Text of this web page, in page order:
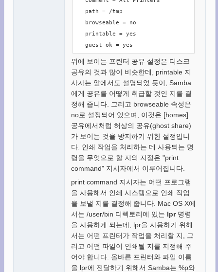
   guest ok = yes
위에 보이는 프린터 공유 설정은 디스크
공유의 것과 많이 비슷한데, printable 지
사자는 앞에서도 설명되었 듯이, Samba
에게 공유를 어떻게 취급할 것인 지를 결
정해 줍니다. 그리고 browseable 속성은
no로 설정되어 있으며, 이것은 [homes]
공유에서처럼 허상의 공유(ghost share)
가 보이는 것을 방지하기 위한 설정입니
다. 인쇄 작업을 처리하는 데 사용되는 명
령을 무엇으로 할 지의 지정은 "print
command" 지시자에서 이루어집니다.
print command 지시자는 어떤 프로그램
을 사용해서 인쇄 시스템으로 인쇄 작업
을 보낼 지를 결정해 줍니다. Mac OS X에
서는 /user/bin 디렉토리에 있는 lpr명령
을 사용하게 되는데, lpr을 사용하기 위해
서는 어떤 프린터가 작업을 처리할 지, 그
리고 어떤 파일이 인쇄될 지를 지정해 주
어야 합니다. 올바른 프린터와 파일 이름
을 lpr에 전달하기 위해서 Samba는 %p와